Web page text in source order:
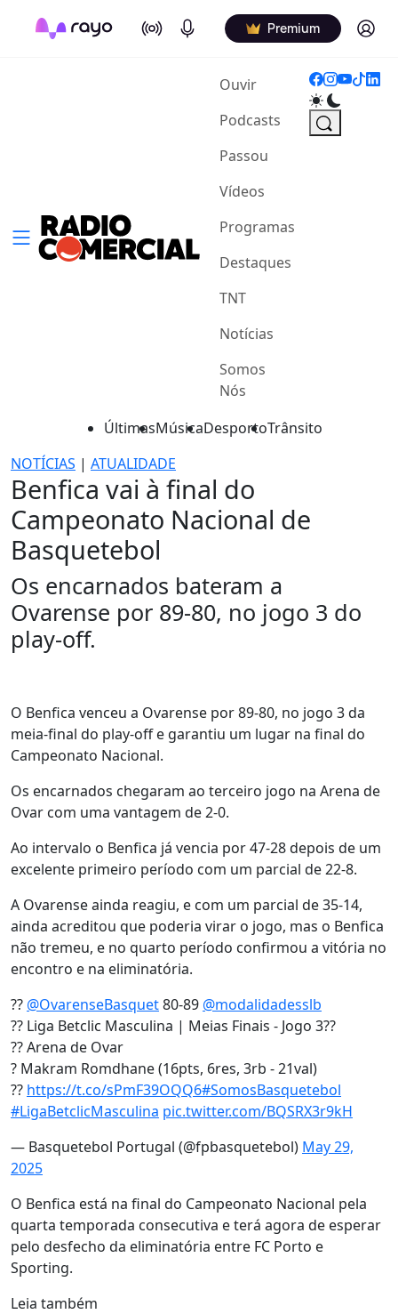
On Air Podcasts Premium Log in
Ouvir(current)
Podcasts
Passou
Vídeos
Programas
Destaques
TNT
Notícias
Somos
Nós
ÚltimasMúsicaDesportoTrânsito
NOTÍCIAS | ATUALIDADE
Benfica vai à final do
Campeonato Nacional de
Basquetebol
Os encarnados bateram a
Ovarense por 89-80, no jogo 3 do
play-off.
O Benfica venceu a Ovarense por 89-80, no jogo 3 da
meia-final do play-off e garantiu um lugar na final do
Campeonato Nacional.
Os encarnados chegaram ao terceiro jogo na Arena de
Ovar com uma vantagem de 2-0.
Ao intervalo o Benfica já vencia por 47-28 depois de um
excelente primeiro período com um parcial de 22-8.
A Ovarense ainda reagiu, e com um parcial de 35-14,
ainda acreditou que poderia virar o jogo, mas o Benfica
não tremeu, e no quarto período confirmou a vitória no
encontro e na eliminatória.
?? @OvarenseBasquet80-89 @modalidadesslb
?? Liga Betclic Masculina | Meias Finais - Jogo 3??
?? Arena de Ovar
? Makram Romdhane (16pts, 6res, 3rb - 21val)
?? https://t.co/sPmF39OQQ6#SomosBasquetebol
#LigaBetclicMasculina pic.twitter.com/BQSRX3r9kH
— Basquetebol Portugal (@fpbasquetebol) May 29,
2025
O Benfica está na final do Campeonato Nacional pela
quarta temporada consecutiva e terá agora de esperar
pelo desfecho da eliminatória entre FC Porto e
Sporting.
Leia também